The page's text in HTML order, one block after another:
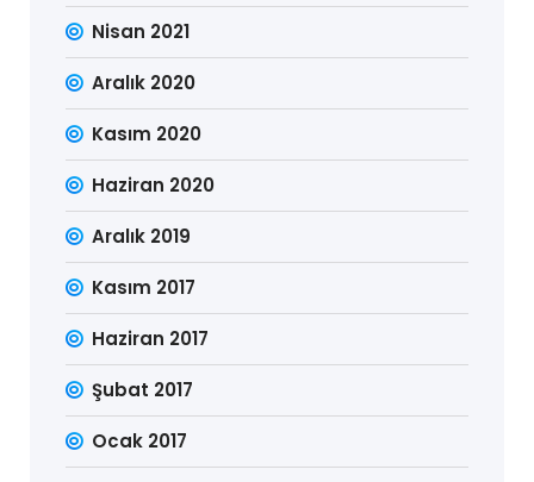
Nisan 2021
Aralık 2020
Kasım 2020
Haziran 2020
Aralık 2019
Kasım 2017
Haziran 2017
Şubat 2017
Ocak 2017